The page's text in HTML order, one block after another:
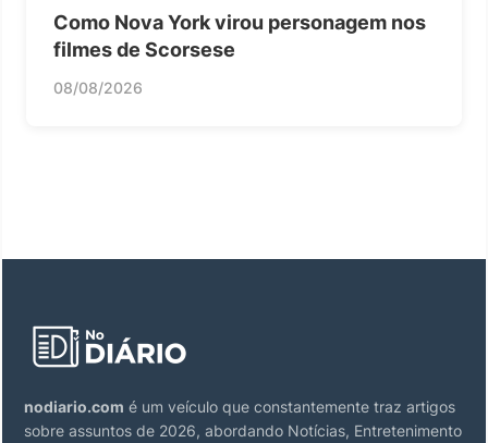
Como Nova York virou personagem nos
filmes de Scorsese
08/08/2026
nodiario.com é um veículo que constantemente traz artigos
sobre assuntos de 2026, abordando Notícias, Entretenimento